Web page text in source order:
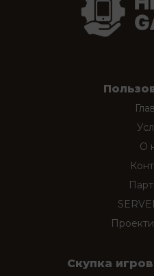
О
Скупка